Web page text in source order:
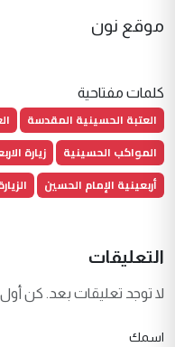
موقع نون
كلمات مفتاحية
العتبة الحسينية المقدسة
المواكب الحسينية
زيارة
أربعينية الإمام الحسين
التعليقات
لا توجد تعليقات بعد. كن
اسمك